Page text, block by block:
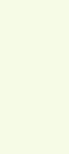
of een
meer